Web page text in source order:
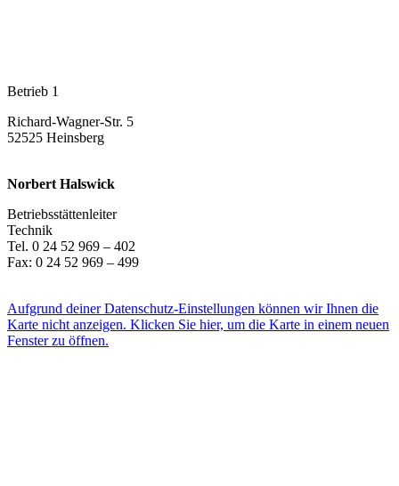
Betrieb 1
Richard-Wagner-Str. 5
52525 Heinsberg
Norbert Halswick
Betriebsstättenleiter
Technik
Tel. 0 24 52 969 – 402
Fax: 0 24 52 969 – 499
Aufgrund deiner Datenschutz-Einstellungen können wir Ihnen die
Karte nicht anzeigen. Klicken Sie hier, um die Karte in einem neuen
Fenster zu öffnen.